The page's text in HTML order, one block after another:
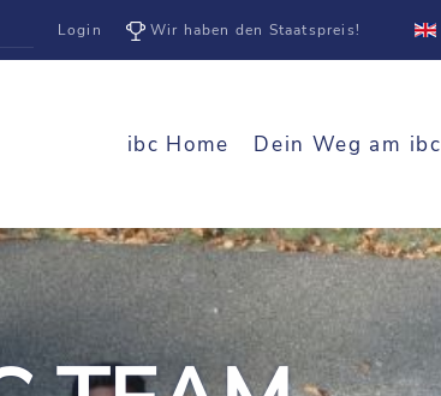
Login Wir haben den Staatspreis!
ibc Home Dein Weg am ibc